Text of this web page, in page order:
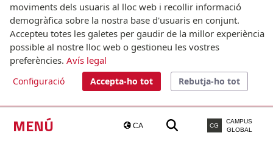
MENÚ CA CG
CAMPUS
GLOBAL
© Universitat Pompeu Fabra
Barcelona
T.(+34) 93 542 20 00
moviments dels usuaris al lloc web i recollir informació
demogràfica sobre la nostra base d'usuaris en conjunt.
Accepteu totes les galetes per gaudir de la millor experiència
possible al nostre lloc web o gestioneu les vostres
preferències. Avís legal
Configuració Accepta-ho tot Rebutja-ho tot